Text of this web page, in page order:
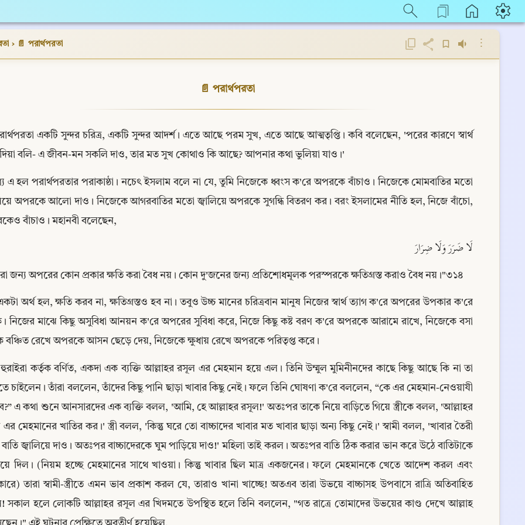
› 📄 পরার্থপরতা ⋮
📄 পরার্থপরতা
রার্থপরতা একটি সুন্দর চরিত্র, একটি সুন্দর আদর্শ। এতে আছে পরম সুখ, এতে আছে আত্মতৃপ্তি। কবি বলেছেন, 'পরের কারণে স্বার্থ
দিয়া বলি- এ জীবন-মন সকলি দাও, তার মত সুখ কোথাও কি আছে? আপনার কথা ভুলিয়া যাও।'
এ হল পরার্থপরতার পরাকাষ্ঠা। নচেৎ ইসলাম বলে না যে, তুমি নিজেকে ধ্বংস ক'রে অপরকে বাঁচাও। নিজেকে মোমবাতির মতো
অপরকে আলো দাও। নিজেকে আগরবাতির মতো জ্বালিয়ে অপরকে সুগন্ধি বিতরণ কর। বরং ইসলামের নীতি হল, নিজে বাঁচো,
বাঁচাও। মহানবী বলেছেন,
لَا ضَرَرَ وَلَا ضِرَارَ
জন্য অপরের কোন প্রকার ক্ষতি করা বৈধ নয়। কোন দু'জনের জন্য প্রতিশোধমূলক পরস্পরকে ক্ষতিগ্রস্ত করাও বৈধ নয়।"৩১৪
অর্থ হল, ক্ষতি করব না, ক্ষতিগ্রস্তও হব না। তবুও উচ্চ মানের চরিত্রবান মানুষ নিজের স্বার্থ ত্যাগ ক'রে অপরের উপকার ক'রে
নিজের মাঝে কিছু অসুবিধা আনয়ন ক'রে অপরের সুবিধা করে, নিজে কিছু কষ্ট বরণ ক'রে অপরকে আরামে রাখে, নিজেকে বসা
বঞ্চিত রেখে অপরকে আসন ছেড়ে দেয়, নিজেকে ক্ষুধায় রেখে অপরকে পরিতৃপ্ত করে।
কর্তৃক বর্ণিত, একদা এক ব্যক্তি আল্লাহর রসূল এর মেহমান হয়ে এল। তিনি উম্মুল মুমিনীনদের কাছে কিছু আছে কি না তা
চাইলেন। তাঁরা বললেন, তাঁদের কিছু পানি ছাড়া খাবার কিছু নেই। ফলে তিনি ঘোষণা ক'রে বললেন, “কে এর মেহমান-নেওয়াযী
এ কথা শুনে আনসারদের এক ব্যক্তি বলল, 'আমি, হে আল্লাহর রসূল!' অতঃপর তাকে নিয়ে বাড়িতে গিয়ে স্ত্রীকে বলল, 'আল্লাহর
মেহমানের খাতির কর।' স্ত্রী বলল, 'কিন্তু ঘরে তো বাচ্চাদের খাবার মত খাবার ছাড়া অন্য কিছু নেই।' স্বামী বলল, 'খাবার তৈরী
জ্বালিয়ে দাও। অতঃপর বাচ্চাদেরকে ঘুম পাড়িয়ে দাও!' মহিলা তাই করল। অতঃপর বাতি ঠিক করার ভান করে উঠে বাতিটাকে
দিল। (নিয়ম হচ্ছে মেহমানের সাথে খাওয়া। কিন্তু খাবার ছিল মাত্র একজনের। ফলে মেহমানকে খেতে আদেশ করল এবং
তারা স্বামী-স্ত্রীতে এমন ভাব প্রকাশ করল যে, তারাও খানা খাচ্ছে! অতএব তারা উভয়ে বাচ্চাসহ উপবাসে রাত্রি অতিবাহিত
সকাল হলে লোকটি আল্লাহর রসূল এর খিদমতে উপস্থিত হলে তিনি বললেন, "গত রাত্রে তোমাদের উভয়ের কাণ্ড দেখে আল্লাহ
Copy